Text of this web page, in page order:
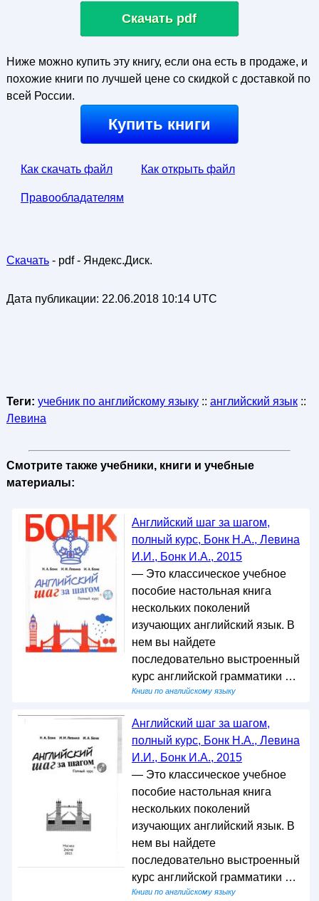
Скачать pdf
Ниже можно купить эту книгу, если она есть в продаже, и
похожие книги по лучшей цене со скидкой с доставкой по
всей России.
Купить книги
Как скачать файл Как открыть файл
Правообладателям
Скачать- pdf - Яндекс.Диск.
Дата публикации: 22.06.2018 10:14 UTC
Теги: учебник по английскому языку:: английский язык::
Левина
Смотрите также учебники, книги и учебные
материалы:
Английский шаг за шагом,
полный курс, Бонк Н.А., Левина
И.И., Бонк И.А., 2015
— Это классическое учебное
пособие настольная книга
нескольких поколений
изучающих английский язык. В
нем вы найдете
последовательно выстроенный
курс английской грамматики …
Книги по английскому языку
Английский шаг за шагом,
полный курс, Бонк Н.А., Левина
И.И., Бонк И.А., 2015
— Это классическое учебное
пособие настольная книга
нескольких поколений
изучающих английский язык. В
нем вы найдете
последовательно выстроенный
курс английской грамматики …
Книги по английскому языку